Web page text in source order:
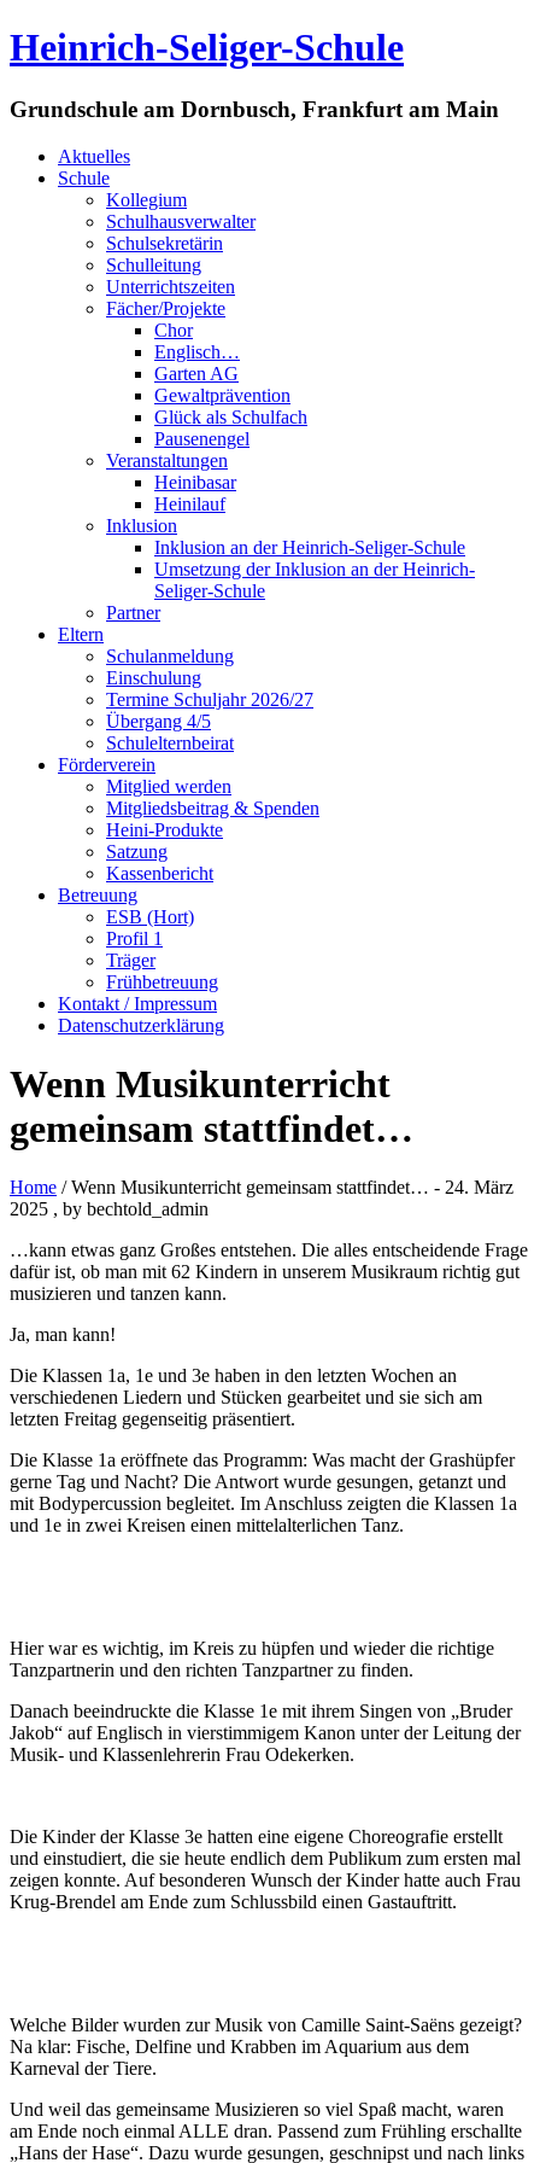
Heinrich-Seliger-Schule
Grundschule am Dornbusch, Frankfurt am Main
Aktuelles
Schule
Kollegium
Schulhausverwalter
Schulsekretärin
Schulleitung
Unterrichtszeiten
Fächer/Projekte
Chor
Englisch…
Garten AG
Gewaltprävention
Glück als Schulfach
Pausenengel
Veranstaltungen
Heinibasar
Heinilauf
Inklusion
Inklusion an der Heinrich-Seliger-Schule
Umsetzung der Inklusion an der Heinrich-
Seliger-Schule
Partner
Eltern
Schulanmeldung
Einschulung
Termine Schuljahr 2026/27
Übergang 4/5
Schulelternbeirat
Förderverein
Mitglied werden
Mitgliedsbeitrag & Spenden
Heini-Produkte
Satzung
Kassenbericht
Betreuung
ESB (Hort)
Profil 1
Träger
Frühbetreuung
Kontakt / Impressum
Datenschutzerklärung
Wenn Musikunterricht
gemeinsam stattfindet…
Home / Wenn Musikunterricht gemeinsam stattfindet… - 24. März
2025 , by bechtold_admin
…kann etwas ganz Großes entstehen. Die alles entscheidende Frage
dafür ist, ob man mit 62 Kindern in unserem Musikraum richtig gut
musizieren und tanzen kann.
Ja, man kann!
Die Klassen 1a, 1e und 3e haben in den letzten Wochen an
verschiedenen Liedern und Stücken gearbeitet und sie sich am
letzten Freitag gegenseitig präsentiert.
Die Klasse 1a eröffnete das Programm: Was macht der Grashüpfer
gerne Tag und Nacht? Die Antwort wurde gesungen, getanzt und
mit Bodypercussion begleitet. Im Anschluss zeigten die Klassen 1a
und 1e in zwei Kreisen einen mittelalterlichen Tanz.
Hier war es wichtig, im Kreis zu hüpfen und wieder die richtige
Tanzpartnerin und den richten Tanzpartner zu finden.
Danach beeindruckte die Klasse 1e mit ihrem Singen von „Bruder
Jakob“ auf Englisch in vierstimmigem Kanon unter der Leitung der
Musik- und Klassenlehrerin Frau Odekerken.
Die Kinder der Klasse 3e hatten eine eigene Choreografie erstellt
und einstudiert, die sie heute endlich dem Publikum zum ersten mal
zeigen konnte. Auf besonderen Wunsch der Kinder hatte auch Frau
Krug-Brendel am Ende zum Schlussbild einen Gastauftritt.
Welche Bilder wurden zur Musik von Camille Saint-Saëns gezeigt?
Na klar: Fische, Delfine und Krabben im Aquarium aus dem
Karneval der Tiere.
Und weil das gemeinsame Musizieren so viel Spaß macht, waren
am Ende noch einmal ALLE dran. Passend zum Frühling erschallte
„Hans der Hase“. Dazu wurde gesungen, geschnipst und nach links